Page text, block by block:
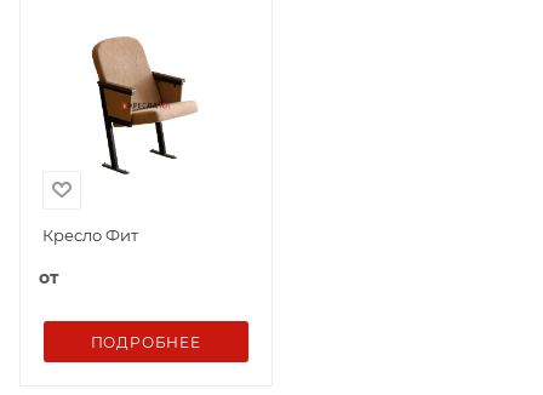
Кресло Фит
от
ПОДРОБНЕЕ